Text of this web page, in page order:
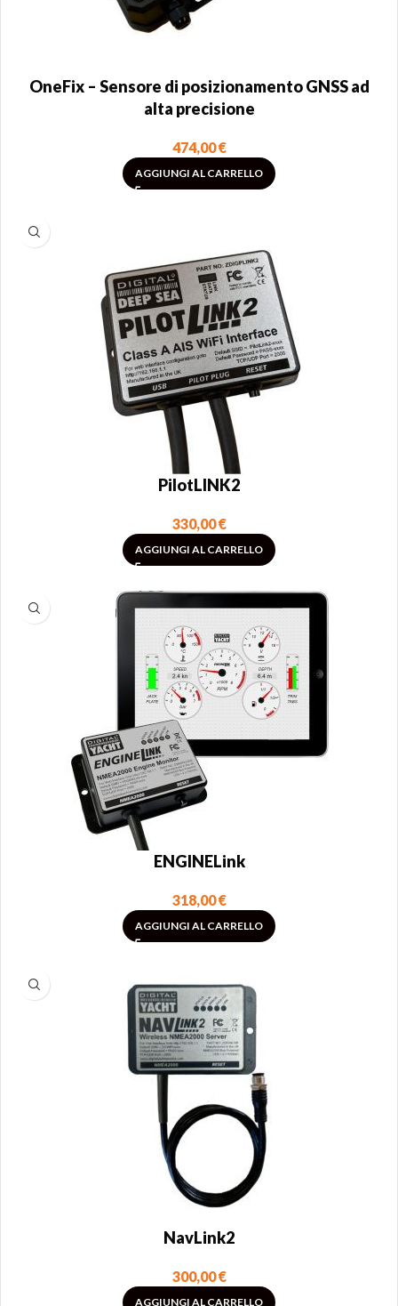
OneFix – Sensore di posizionamento GNSS ad
alta precisione
474,00€
AGGIUNGI AL CARRELLO
PilotLINK2
330,00€
AGGIUNGI AL CARRELLO
ENGINELink
318,00€
AGGIUNGI AL CARRELLO
NavLink2
300,00€
AGGIUNGI AL CARRELLO